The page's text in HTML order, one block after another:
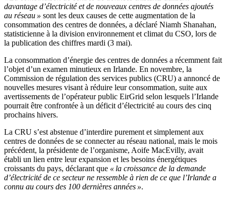
davantage d’électricité et de nouveaux centres de données ajoutés
au réseau » sont les deux causes de cette augmentation de la
consommation des centres de données, a déclaré Niamh Shanahan,
statisticienne à la division environnement et climat du CSO, lors de
la publication des chiffres mardi (3 mai).
La consommation d’énergie des centres de données a récemment fait
l’objet d’un examen minutieux en Irlande. En novembre, la
Commission de régulation des services publics (CRU) a annoncé de
nouvelles mesures visant à réduire leur consommation, suite aux
avertissements de l’opérateur public EirGrid selon lesquels l’Irlande
pourrait être confrontée à un déficit d’électricité au cours des cinq
prochains hivers.
La CRU s’est abstenue d’interdire purement et simplement aux
centres de données de se connecter au réseau national, mais le mois
précédent, la présidente de l’organisme, Aoife MacEvilly, avait
établi un lien entre leur expansion et les besoins énergétiques
croissants du pays, déclarant que « la croissance de la demande
d’électricité de ce secteur ne ressemble à rien de ce que l’Irlande a
connu au cours des 100 dernières années ».